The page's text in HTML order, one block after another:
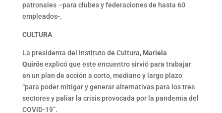
patronales –para clubes y federaciones de hasta 60
empleados-.
CULTURA
La presidenta del Instituto de Cultura, Mariela
Quirósexplicó que este encuentro sirvió para trabajar
en un plan de acción a corto, mediano y largo plazo
“para poder mitigar y generar alternativas para los tres
sectores y paliar la crisis provocada por la pandemia del
COVID-19”.